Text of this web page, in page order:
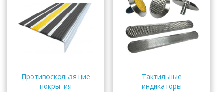
Противоскользящие
покрытия
Тактильные
индикаторы